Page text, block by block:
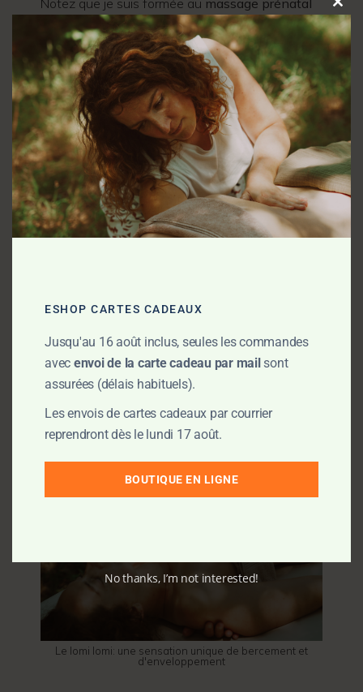
et que je peux vous proposer une déclinaison de
mon Massage Harmonisant dès le 2ème
trimestre de grossesse.
Le lomi lomi: une sensation unique de bercement et
d'enveloppement
Close
this
ESHOP CARTES CADEAUX
Jusqu'au 16 août inclus, seules les commandes
avec envoi de la carte cadeau par mailsont
assurées (délais habituels).
Les envois de cartes cadeaux par courrier
reprendront dès le lundi 17 août.
BOUTIQUE EN LIGNE
No thanks, I’m not interested!